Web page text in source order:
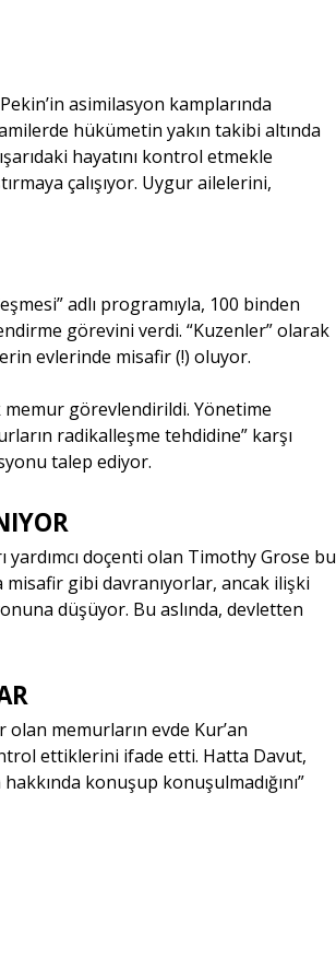
asimilasyon kamplarında
hükümetin yakın takibi altında
hayatını kontrol etmekle
çalışıyor. Uygur ailelerini,
” adlı programıyla, 100 binden
görevini verdi. “Kuzenler” olarak
evlerinde misafir (!) oluyor.
memur görevlendirildi. Yönetime
radikalleşme tehdidine” karşı
talep ediyor.
yardımcı doçenti olan Timothy Grose bu
misafir gibi davranıyorlar, ancak ilişki
düşüyor. Bu aslında, devletten
olan memurların evde Kur’an
ettiklerini ifade etti. Hatta Davut,
konuşup konuşulmadığını”